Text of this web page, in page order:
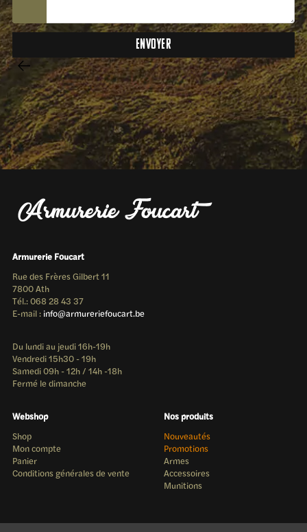
Armurerie Foucart
Rue des Frères Gilbert 11
7800 Ath
Tél.: 068 28 43 37
E-mail : info@armureriefoucart.be
Du lundi au jeudi 16h-19h
Vendredi 15h30 - 19h
Samedi 09h - 12h / 14h -18h
Fermé le dimanche
Webshop
Shop
Mon compte
Panier
Conditions générales de vente
Nos produits
Nouveautés
Promotions
Armes
Accessoires
Munitions